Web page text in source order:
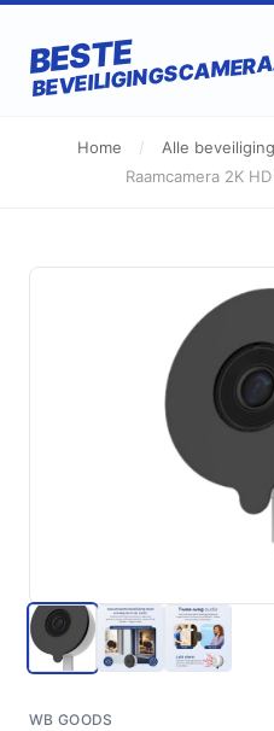
BESTE
Home / Alle
Raamcamera 2K
WB GOODS